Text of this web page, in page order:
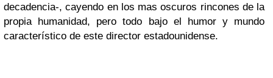
decadencia-, cayendo en los mas oscuros rincones de la
propia humanidad, pero todo bajo el humor y mundo
característico de este director estadounidense.